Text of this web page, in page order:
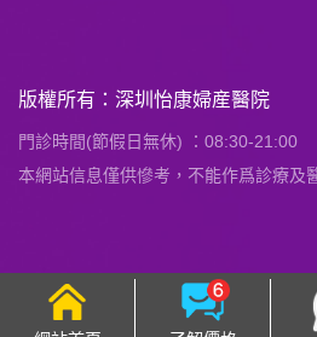
版權所有：深圳怡康婦産醫院
門診時間(節假日無休) ：08:30-21:00
本網站信息僅供慘考，不能作爲診療及